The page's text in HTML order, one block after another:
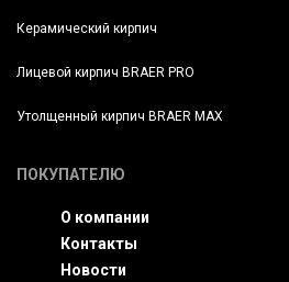
Керамический кирпич
Лицевой кирпич BRAER PRO
Утолщенный кирпич BRAER MAX
ПОКУПАТЕЛЮ
О компании
Контакты
Новости